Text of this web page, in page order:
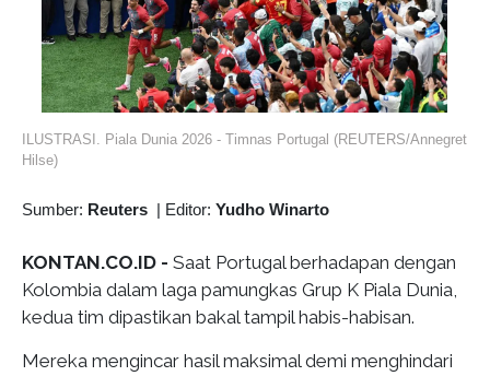
ILUSTRASI. Piala Dunia 2026 - Timnas Portugal (REUTERS/Annegret
Hilse)
Sumber: Reuters | Editor: Yudho Winarto
KONTAN.CO.ID - Saat Portugal berhadapan dengan
Kolombia dalam laga pamungkas Grup K Piala Dunia,
kedua tim dipastikan bakal tampil habis-habisan.
Mereka mengincar hasil maksimal demi menghindari